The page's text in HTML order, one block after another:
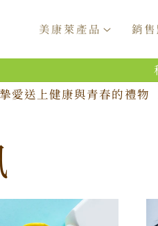
美康萊產品 銷
愛送上健康與青春的禮物